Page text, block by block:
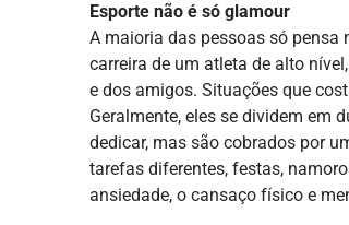
Esporte não é só glamour
A maioria das pessoas só pensa
carreira de um atleta de alto
e dos amigos. Situações que
Geralmente, eles se dividem em
dedicar, mas são cobrados por
tarefas diferentes, festas,
ansiedade, o cansaço físico e